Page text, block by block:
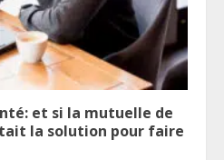
et si la mutuelle de
la solution pour faire